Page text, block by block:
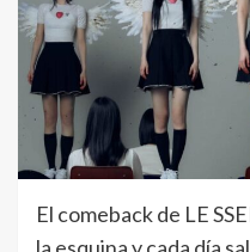
El comeback de LE